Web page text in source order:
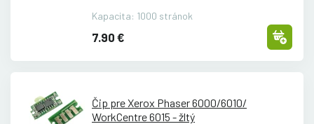
Kapacita: 1000 stránok
7.90 €
Čip pre Xerox Phaser 6000/6010/
WorkCentre 6015 - žltý